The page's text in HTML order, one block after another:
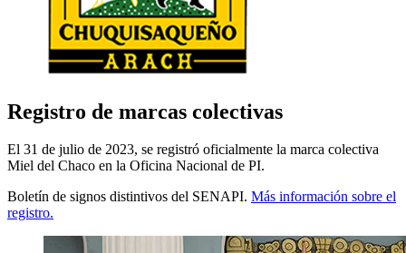
Registro de marcas colectivas
El 31 de julio de 2023, se registró oficialmente la marca colectiva
Miel del Chaco en la Oficina Nacional de PI.
Boletín de signos distintivos del SENAPI. Más información sobre el
registro.